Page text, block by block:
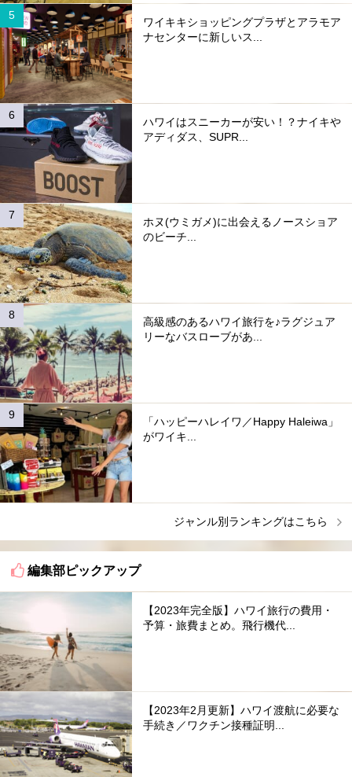
ワイキキショッピングプラザとアラモア
ナセンターに新しいス...
ハワイはスニーカーが安い！？ナイキや
アディダス、SUPR...
ホヌ(ウミガメ)に出会えるノースショア
のビーチ...
高級感のあるハワイ旅行を♪ラグジュア
リーなバスローブがあ...
「ハッピーハレイワ／Happy Haleiwa」
がワイキ...
ジャンル別ランキングはこちら
編集部ピックアップ
【2023年完全版】ハワイ旅行の費用・
予算・旅費まとめ。飛行機代...
【2023年2月更新】ハワイ渡航に必要な
手続き／ワクチン接種証明...